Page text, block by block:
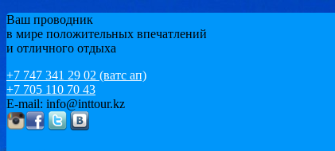
Ваш проводник
в мире положительных впечатлений
и отличного отдыха
+7 747 341 29 02 (ватс ап)
+7 705 110 70 43
E-mail: info@inttour.kz